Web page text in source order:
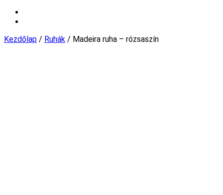
Kezdőlap / Ruhák / Madeira ruha – rózsaszín